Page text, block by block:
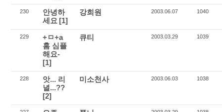
230
안녕하
세요 [1]
강희원 2003.06.07 1040
229
+ㅁ+a
홈 심플
해요-
[1]
큐티 2003.03.29 1039
228
앗... 리
녈...??
[2]
미소천사 2003.06.03 1038